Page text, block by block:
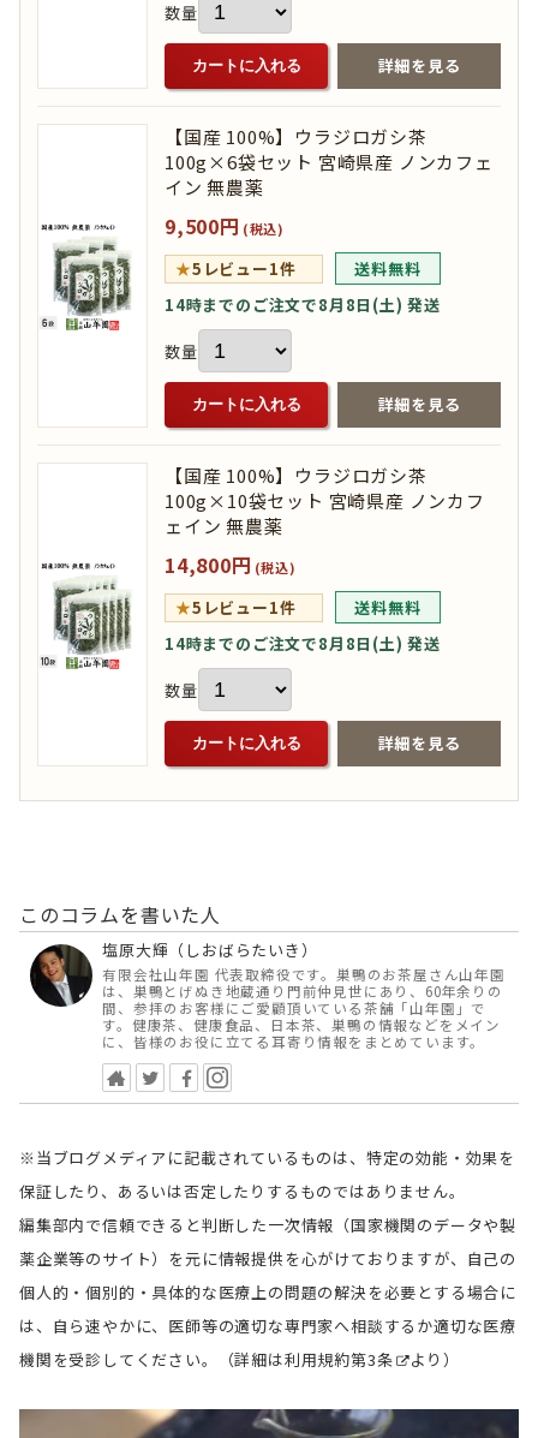
数量
カートに入れる 詳細を見る
【国産 100%】ウラジロガシ茶
100g×6袋セット 宮崎県産 ノンカフェ
イン 無農薬
9,500円 (税込)
★5 レビュー1件
送料無料
14時までのご注文で8月8日(土) 発送
数量
カートに入れる 詳細を見る
【国産 100%】ウラジロガシ茶
100g×10袋セット 宮崎県産 ノンカフ
ェイン 無農薬
14,800円 (税込)
★5 レビュー1件
送料無料
14時までのご注文で8月8日(土) 発送
数量
カートに入れる 詳細を見る
このコラムを書いた人
塩原大輝（しおばらたいき）
有限会社山年園 代表取締役です。巣鴨のお茶屋さん山年園
は、巣鴨とげぬき地蔵通り門前仲見世にあり、60年余りの
間、参拝のお客様にご愛顧頂いている茶舗「山年園」で
す。健康茶、健康食品、日本茶、巣鴨の情報などをメイン
に、皆様のお役に立てる耳寄り情報をまとめています。
※当ブログメディアに記載されているものは、特定の効能・効果を
保証したり、あるいは否定したりするものではありません。
編集部内で信頼できると判断した一次情報（国家機関のデータや製
薬企業等のサイト）を元に情報提供を心がけておりますが、自己の
個人的・個別的・具体的な医療上の問題の解決を必要とする場合に
は、自ら速やかに、医師等の適切な専門家へ相談するか適切な医療
機関を受診してください。（詳細は利用規約第3条 より）